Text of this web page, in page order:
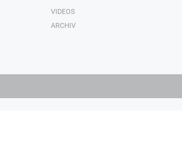
VIDEOS
ARCHIV